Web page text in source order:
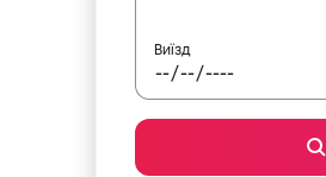
Виїзд